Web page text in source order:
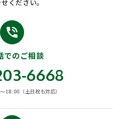
ください。
phone_in_talk
でのご相談
6668
18:00（土日祝も対応）